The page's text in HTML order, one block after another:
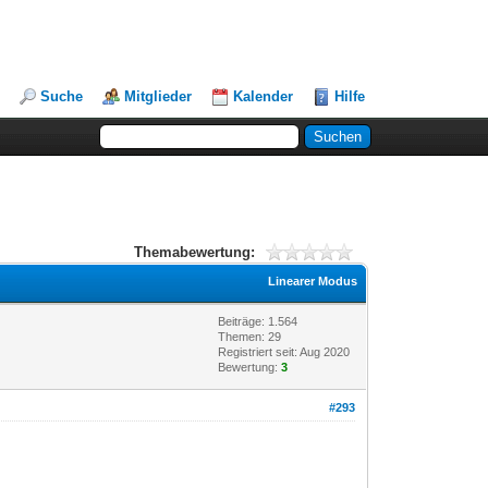
Suche Mitglieder Kalender Hilfe
Themabewertung:
Linearer Modus
Beiträge: 1.564
Themen: 29
Registriert seit: Aug 2020
Bewertung:3
#293